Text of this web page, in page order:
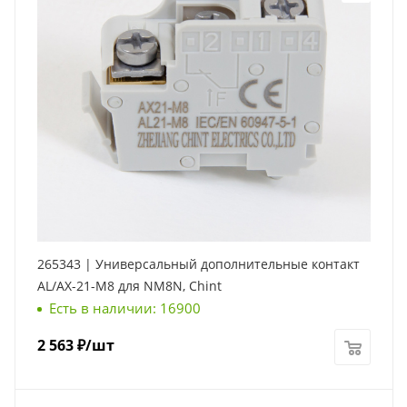
265343 | Универсальный дополнительные контакт
AL/AX-21-M8 для NM8N, Chint
Есть в наличии: 16900
2 563₽/шт